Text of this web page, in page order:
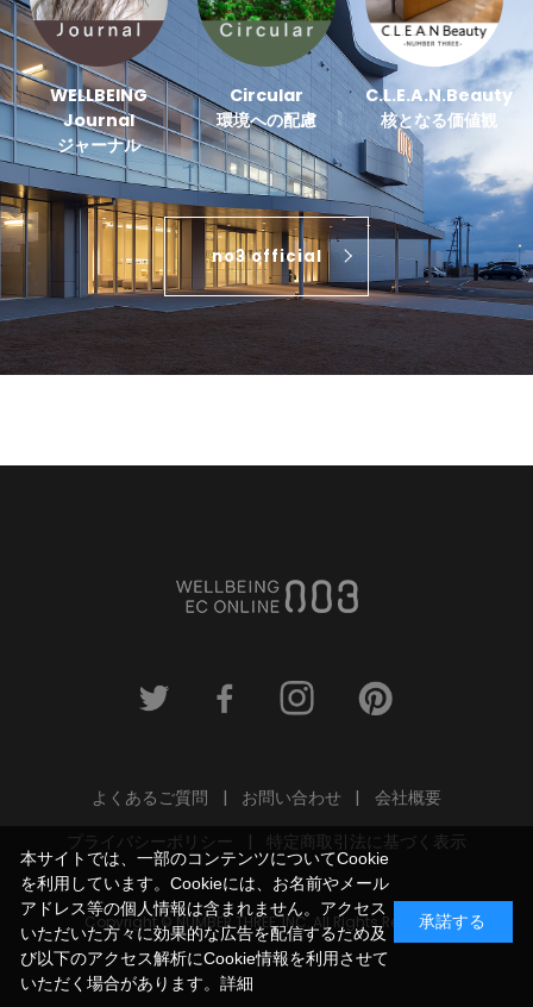
WELLBEING
Journal
ジャーナル
Circular
環境への配慮
C.L.E.A.N.Beauty
核となる価値観
no3 official
よくあるご質問 お問い合わせ
会社概要
プライバシーポリシー
特定商取引法に基づく表示
Copyright © NUMBER THREE, INC. All Rights Reserved.
本サイトでは、一部のコンテンツについてCookie
を利用しています。Cookieには、お名前やメール
アドレス等の個人情報は含まれません。アクセス
いただいた方々に効果的な広告を配信するため及
び以下のアクセス解析にCookie情報を利用させて
いただく場合があります。 詳細
承諾する